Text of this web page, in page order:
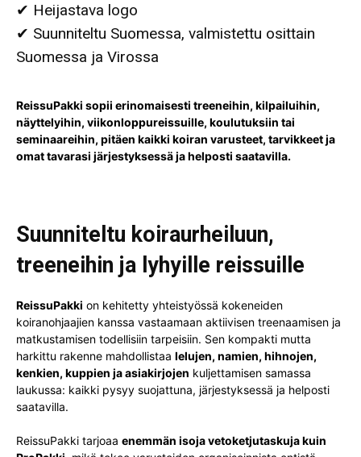
✔ Heijastava logo
✔ Suunniteltu Suomessa, valmistettu osittain
Suomessa ja Virossa
ReissuPakki sopii erinomaisesti treeneihin, kilpailuihin,
näyttelyihin, viikonloppureissuille, koulutuksiin tai
seminaareihin, pitäen kaikki koiran varusteet, tarvikkeet ja
omat tavarasi järjestyksessä ja helposti saatavilla.
Suunniteltu koiraurheiluun,
treeneihin ja lyhyille reissuille
ReissuPakki on kehitetty yhteistyössä kokeneiden
koiranohjaajien kanssa vastaamaan aktiivisen treenaamisen ja
matkustamisen todellisiin tarpeisiin. Sen kompakti mutta
harkittu rakenne mahdollistaa lelujen, namien, hihnojen,
kenkien, kuppien ja asiakirjojen kuljettamisen samassa
laukussa: kaikki pysyy suojattuna, järjestyksessä ja helposti
saatavilla.
ReissuPakki tarjoaa enemmän isoja vetoketjutaskuja kuin